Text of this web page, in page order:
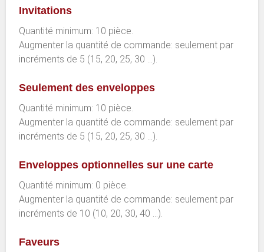
Invitations
Quantité minimum: 10 pièce.
Augmenter la quantité de commande: seulement par
incréments de 5 (15, 20, 25, 30 ...).
Seulement des enveloppes
Quantité minimum: 10 pièce.
Augmenter la quantité de commande: seulement par
incréments de 5 (15, 20, 25, 30 ...).
Enveloppes optionnelles sur une carte
Quantité minimum: 0 pièce.
Augmenter la quantité de commande: seulement par
incréments de 10 (10, 20, 30, 40 ...).
Faveurs